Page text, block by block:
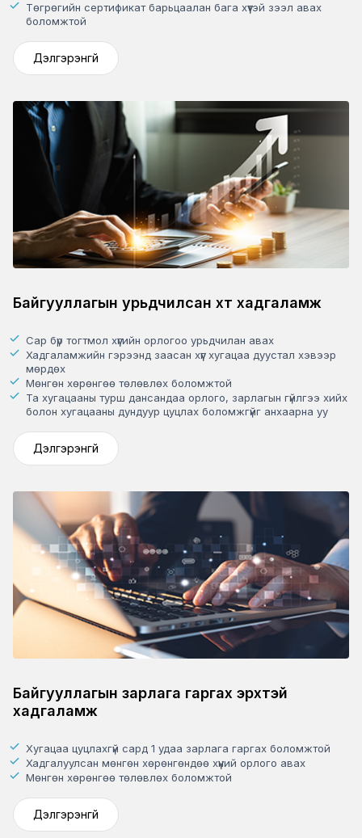
Төгрөгийн сертификат барьцаалан бага хүүтэй зээл авах
боломжтой
Дэлгэрэнгүй
Байгууллагын урьдчилсан хүүт хадгаламж
Сар бүр тогтмол хүүгийн орлогоо урьдчилан авах
Хадгаламжийн гэрээнд заасан хүүг хугацаа дуустал хэвээр
мөрдөх
Мөнгөн хөрөнгөө төлөвлөх боломжтой
Та хугацааны турш дансандаа орлого, зарлагын гүйлгээ хийх
болон хугацааны дундуур цуцлах боломжгүйг анхаарна уу
Дэлгэрэнгүй
Байгууллагын зарлага гаргах эрхтэй
хадгаламж
Хугацаа цуцлахгүй сард 1 удаа зарлага гаргах боломжтой
Хадгалуулсан мөнгөн хөрөнгөндөө хүүний орлого авах
Мөнгөн хөрөнгөө төлөвлөх боломжтой
Дэлгэрэнгүй